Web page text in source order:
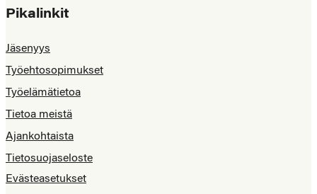
Pikalinkit
Jäsenyys
Työehtosopimukset
Työelämätietoa
Tietoa meistä
Ajankohtaista
Tietosuojaseloste
Evästeasetukset